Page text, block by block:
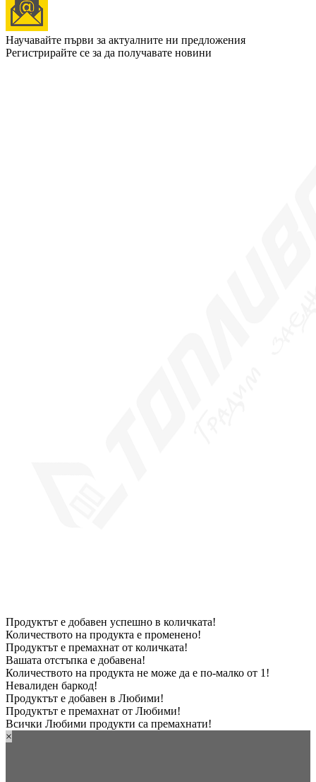
Научавайте първи за актуалните ни предложения
Регистрирайте се за да получавате новини
Продуктът е добавен успешно в количката!
Количеството на продукта е променено!
Продуктът е премахнат от количката!
Вашата отстъпка е добавена!
Количеството на продукта не може да е по-малко от 1!
Невалиден баркод!
Продуктът е добавен в Любими!
Продуктът е премахнат от Любими!
Всички Любими продукти са премахнати!
×